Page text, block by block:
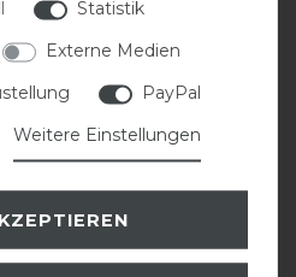
Statistik
Externe Medien
PayPal
Weitere Einstellungen